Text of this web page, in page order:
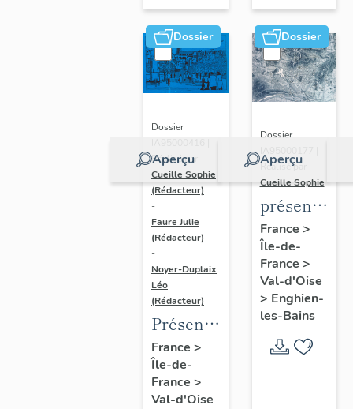
Dossier
Aperçu
Dossier
Réalisé par
Cueille Sophie
(Rédacteur)
-
Faure Julie
(Rédacteur)
-
Noyer-Duplaix
Léo
(Rédacteur)
Présentation
de
l'étude
du
France >
Île-de-
France >
Val-d'Oise
Dossier
Aperçu
Dossier
Réalisé par
Cueille Sophie
de
l'étude
du
patrimoine
d'Enghien-
Les-
Bains
France >
Île-de-
France >
Val-d'Oise
> Enghien-
les-Bains